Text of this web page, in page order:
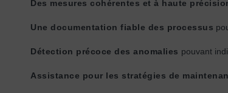
Des mesures cohérentes et à haute
Une documentation fiable des processus
Détection précoce des anomalies pouvant
Assistance pour les stratégies de